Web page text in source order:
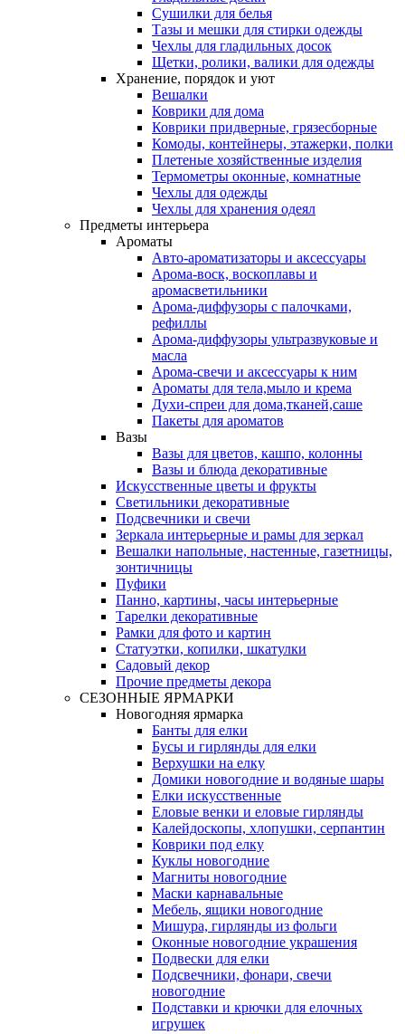
Сушилки для белья
Тазы и мешки для стирки одежды
Чехлы для гладильных досок
Щетки, ролики, валики для одежды
Хранение, порядок и уют
Вешалки
Коврики для дома
Коврики придверные, грязесборные
Комоды, контейнеры, этажерки, полки
Плетеные хозяйственные изделия
Термометры оконные, комнатные
Чехлы для одежды
Чехлы для хранения одеял
Предметы интерьера
Ароматы
Авто-ароматизаторы и аксессуары
Арома-воск, воскоплавы и
аромасветильники
Арома-диффузоры с палочками,
рефиллы
Арома-диффузоры ультразвуковые и
масла
Арома-свечи и аксессуары к ним
Ароматы для тела,мыло и крема
Духи-спреи для дома,тканей,саше
Пакеты для ароматов
Вазы
Вазы для цветов, кашпо, колонны
Вазы и блюда декоративные
Искусственные цветы и фрукты
Светильники декоративные
Подсвечники и свечи
Зеркала интерьерные и рамы для зеркал
Вешалки напольные, настенные, газетницы,
зонтичницы
Пуфики
Панно, картины, часы интерьерные
Тарелки декоративные
Рамки для фото и картин
Статуэтки, копилки, шкатулки
Садовый декор
Прочие предметы декора
СЕЗОННЫЕ ЯРМАРКИ
Новогодняя ярмарка
Банты для елки
Бусы и гирлянды для елки
Верхушки на елку
Домики новогодние и водяные шары
Елки искусственные
Еловые венки и еловые гирлянды
Калейдоскопы, хлопушки, серпантин
Коврики под елку
Куклы новогодние
Магниты новогодние
Маски карнавальные
Мебель, ящики новогодние
Мишура, гирлянды из фольги
Оконные новогодние украшения
Подвески для елки
Подсвечники, фонари, свечи
новогодние
Подставки и крючки для елочных
игрушек